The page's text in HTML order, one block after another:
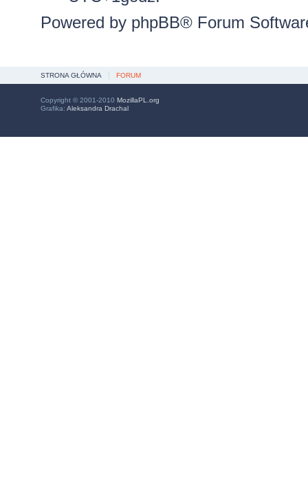
Powered by phpBB® Forum
STRONA GŁÓWNA FORUM
Copyright © 2001-2010 MozillaPL.org
Grafika: Aleksandra Drachal